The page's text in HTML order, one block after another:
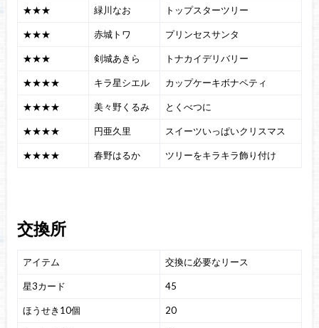
★★★ 緑川なお トップスターツリー
★★★ 赤城トワ プリンセスサンタ
★★★ 剣城あきら トナカイデリバリー
★★★★ キラ星シエル カップケーキボナペティ
★★★★ 美々野くるみ とくべつに
★★★★ 円亜久里 スイーツいっぱいクリスマス
★★★★ 春野はるか ツリーをキラキラ飾り付け
交換所
アイテム 交換に必要なリース
星3カード 45
ほうせき10個 20